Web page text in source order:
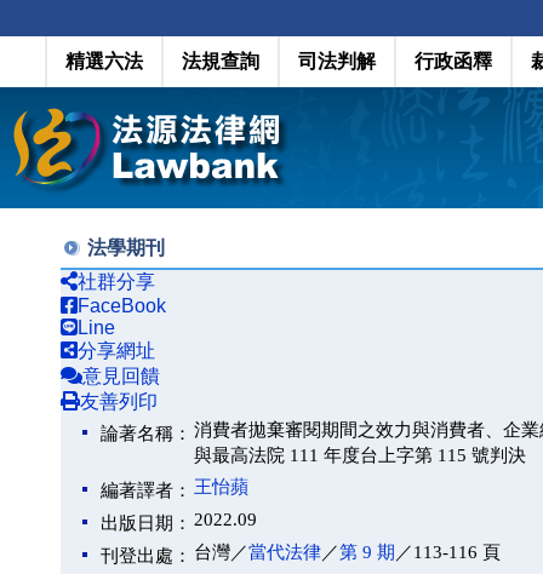
精選六法 法規查詢 司法判解 行政函釋
法學期刊
社群分享
FaceBook
Line
分享網址
意見回饋
友善列印
論著名稱： 消費者拋棄審閱期間之效力與消費者、企
與最高法院 111 年度台上字第 115 號判決
編著譯者： 王怡蘋
出版日期： 2022.09
刊登出處： 台灣／當代法律／第 9 期 ／113-116 頁